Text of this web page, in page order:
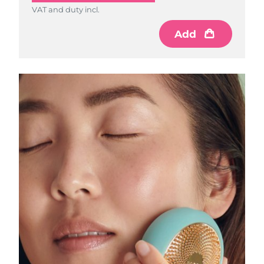
VAT and duty incl.
Add
Entrega prevista 8/14/26
Entrega prevista8/12/26
Entrega prevista8/16/26
Mónaco Entrega prevista8/13/26
Países Bajos Entrega prevista8/12/26
Nueva Zelanda Entrega prevista 8/12/26
Noruega Entrega prevista8/12/26
Omán Entrega prevista8/15/26